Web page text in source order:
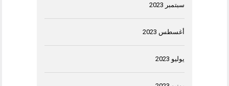
سبتمبر 2023
أغسطس 2023
يوليو 2023